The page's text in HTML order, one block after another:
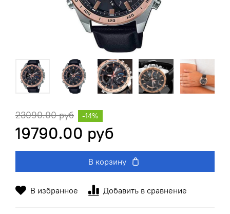
В избранное Добавить в сравнение
23090.00 руб
19790.00 руб
-14%
В корзину